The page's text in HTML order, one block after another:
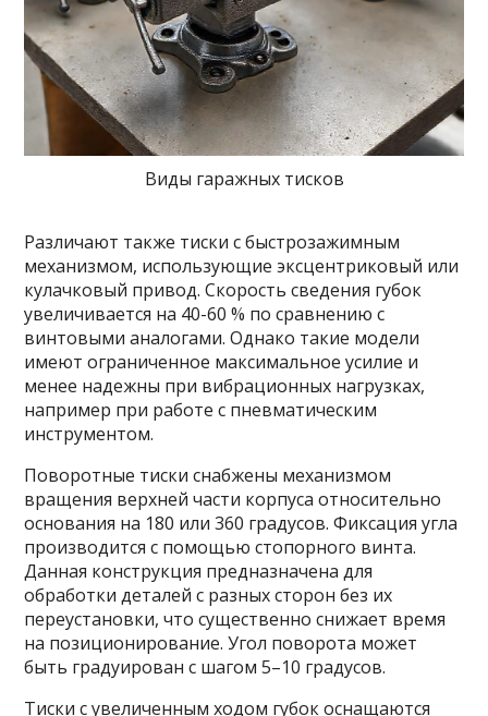
Виды гаражных тисков
Различают также тиски с быстрозажимным
механизмом, использующие эксцентриковый или
кулачковый привод. Скорость сведения губок
увеличивается на 40-60 % по сравнению с
винтовыми аналогами. Однако такие модели
имеют ограниченное максимальное усилие и
менее надежны при вибрационных нагрузках,
например при работе с пневматическим
инструментом.
Поворотные тиски снабжены механизмом
вращения верхней части корпуса относительно
основания на 180 или 360 градусов. Фиксация угла
производится с помощью стопорного винта.
Данная конструкция предназначена для
обработки деталей с разных сторон без их
переустановки, что существенно снижает время
на позиционирование. Угол поворота может
быть градуирован с шагом 5–10 градусов.
Тиски с увеличенным ходом губок оснащаются